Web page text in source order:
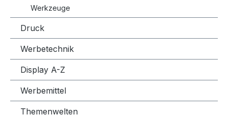
Werkzeuge
Druck
Werbetechnik
Display A-Z
Werbemittel
Themenwelten